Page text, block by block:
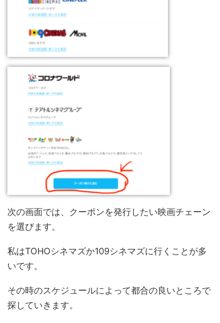
次の画面では、クーポンを発行したい映画チェーン
を選びます。
私はTOHOシネマズか109シネマズに行くことが多
いです。
その時のスケジュールによって都合の良いところで
探していきます。